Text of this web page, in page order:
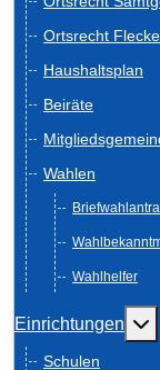
Ortsrecht
Haushaltsplan
Beiräte
Wahlen
Wahlhelfer
Einrichtungen
Schulen